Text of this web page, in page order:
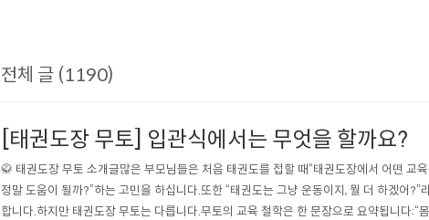
전체 글 (1190)
[태권도장 무토] 입관식에서는 무엇을 할까요?
🥋 태권도장 무토 소개글많은 부모님들은 처음 태권도를 접할 때“태권도장에서 어떤 교
정말 도움이 될까?”하는 고민을 하십니다.또한 “태권도는 그냥 운동이지, 뭘 더 하겠어?”
합니다.하지만 태권도장 무토는 다릅니다.무토의 교육 철학은 한 문장으로 요약됩니다:“